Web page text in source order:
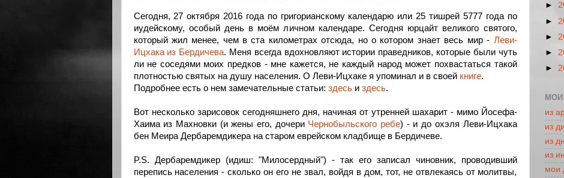
Сегодня, 27 октября 2016 года по григорианскому календарю или 25 тишрей 5777 года по
иудейскому, особый день в моём личном календаре. Сегодня юрцайт великого святого,
который жил менее, чем в ста километрах отсюда, но о котором знает весь мир - Леви-
Ицхака из Бердичева. Меня всегда вдохновляют истории праведников, которые были чуть
ли не соседями моих предков - мне кажется, не каждый народ может похвастаться такой
плотностью святых на душу населения. О Леви-Ицхаке я упоминал и в своей книге.
Подробнее есть о нем замечательные статьи: здесь и здесь.
Вот несколько зарисовок сегодняшнего дня, начиная от утренней шахарит - мимо Йосефа-
Хаима из Махновки (и жены его, дочери Чернобыльского ребе) - и до охэля Леви-Ицхака
бен Меира Дербаремдикера на старом еврейском кладбище в Бердичеве.
P.S. Дербаремдикер (идиш: "Милосердный") - так его записал чиновник, проводивший
перепись населения - сколько он его не звал, войдя в дом, тот, не отвлекаясь от молитвы,
►
►
►
►
►
МОИ
из
из
из
из
мои